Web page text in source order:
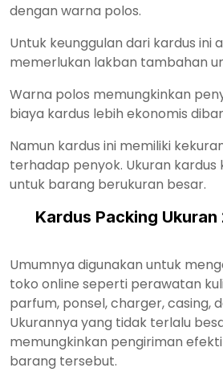
dengan warna polos.
Untuk keunggulan dari kardus ini
memerlukan lakban tambahan
Warna polos memungkinkan
biaya kardus lebih ekonomis
Namun kardus ini memiliki
terhadap penyok. Ukuran kardus
untuk barang berukuran besar.
Kardus Packing
Umumnya digunakan untuk
toko online seperti perawatan
parfum, ponsel, charger, casing,
Ukurannya yang tidak terlalu
memungkinkan pengiriman
barang tersebut.